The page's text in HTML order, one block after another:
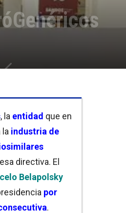
, la entidad que en
la industria de
directiva. El
Belapolsky
por
.